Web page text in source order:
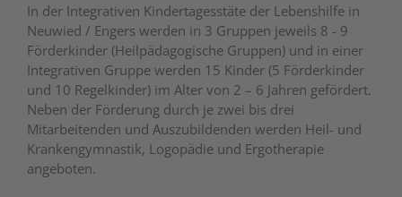
In der Integrativen Kindertagesstäte der Lebenshilfe in
Neuwied / Engers werden in 3 Gruppen jeweils 8 - 9
Förderkinder (Heilpädagogische Gruppen) und in einer
Integrativen Gruppe werden 15 Kinder (5 Förderkinder
und 10 Regelkinder) im Alter von 2 – 6 Jahren gefördert.
Neben der Förderung durch je zwei bis drei
Mitarbeitenden und Auszubildenden werden Heil- und
Krankengymnastik, Logopädie und Ergotherapie
angeboten.